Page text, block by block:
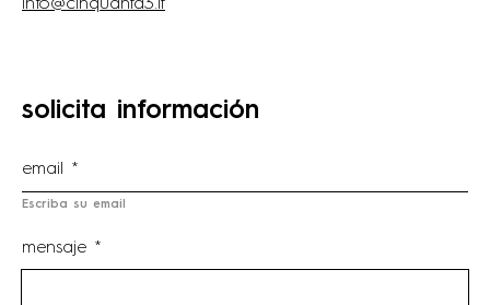
info@cinquanta3.it
solicita información
Escriba su email
mensaje *